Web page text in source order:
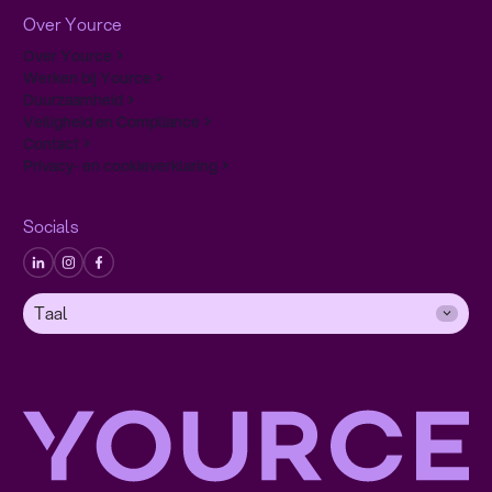
Snelle antwoorden door een slimme digitale aanpak
Persoonlijke hulp die het verschil maakt
Neem contact op
Over Yource
Over Yource
Werken bij Yource
Duurzaamheid
Veiligheid en Compliance
Contact
Privacy- en cookieverklaring
Socials
Taal